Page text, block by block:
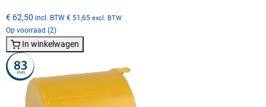
€ 62,50 incl. BTW € 51,65 excl. BTW
Op voorraad (2)
In winkelwagen